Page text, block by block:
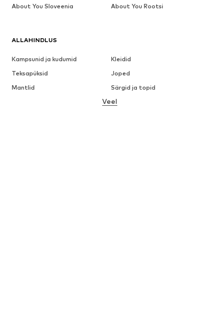
ALLAHINDLUS
Kampsunid ja kudumid
Kleidid
Teksapüksid
Joped
Mantlid
Särgid ja topid
Pesu
Veel
About You Sloveenia
About You Rootsi